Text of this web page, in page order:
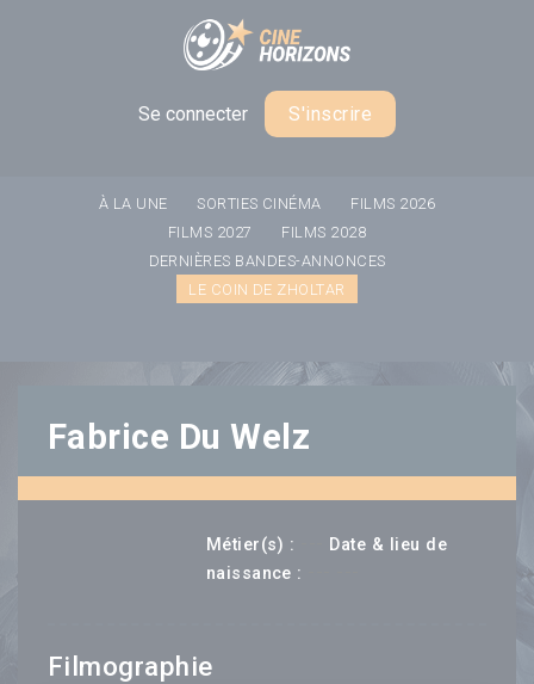
Se connecter S'inscrire
À LA UNE SORTIES CINÉMA
FILMS 2026
FILMS 2027
FILMS 2028
DERNIÈRES BANDES-ANNONCES
LE COIN DE ZHOLTAR
Fabrice Du Welz
Métier(s) :
Date & lieu de
naissance :
Filmographie
Panneau de gestion des cookies